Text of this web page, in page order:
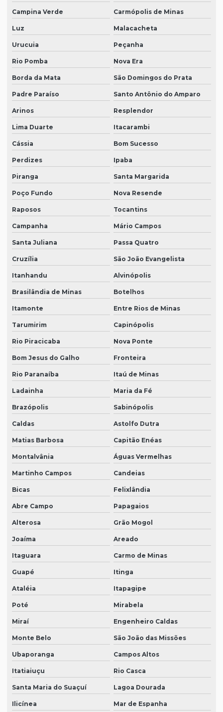
Campina Verde Carmópolis de Minas
Luz Malacacheta
Urucuia Peçanha
Rio Pomba Nova Era
Borda da Mata São Domingos do Prata
Padre Paraíso Santo Antônio do Amparo
Arinos Resplendor
Lima Duarte Itacarambi
Cássia Bom Sucesso
Perdizes Ipaba
Piranga Santa Margarida
Poço Fundo Nova Resende
Raposos Tocantins
Campanha Mário Campos
Santa Juliana Passa Quatro
Cruzília São João Evangelista
Itanhandu Alvinópolis
Brasilândia de Minas Botelhos
Itamonte Entre Rios de Minas
Tarumirim Capinópolis
Rio Piracicaba Nova Ponte
Bom Jesus do Galho Fronteira
Rio Paranaíba Itaú de Minas
Ladainha Maria da Fé
Brazópolis Sabinópolis
Caldas Astolfo Dutra
Matias Barbosa Capitão Enéas
Montalvânia Águas Vermelhas
Martinho Campos Candeias
Bicas Felixlândia
Abre Campo Papagaios
Alterosa Grão Mogol
Joaíma Areado
Itaguara Carmo de Minas
Guapé Itinga
Ataléia Itapagipe
Poté Mirabela
Miraí Engenheiro Caldas
Monte Belo São João das Missões
Ubaporanga Campos Altos
Itatiaiuçu Rio Casca
Santa Maria do Suaçuí Lagoa Dourada
Ilicínea Mar de Espanha